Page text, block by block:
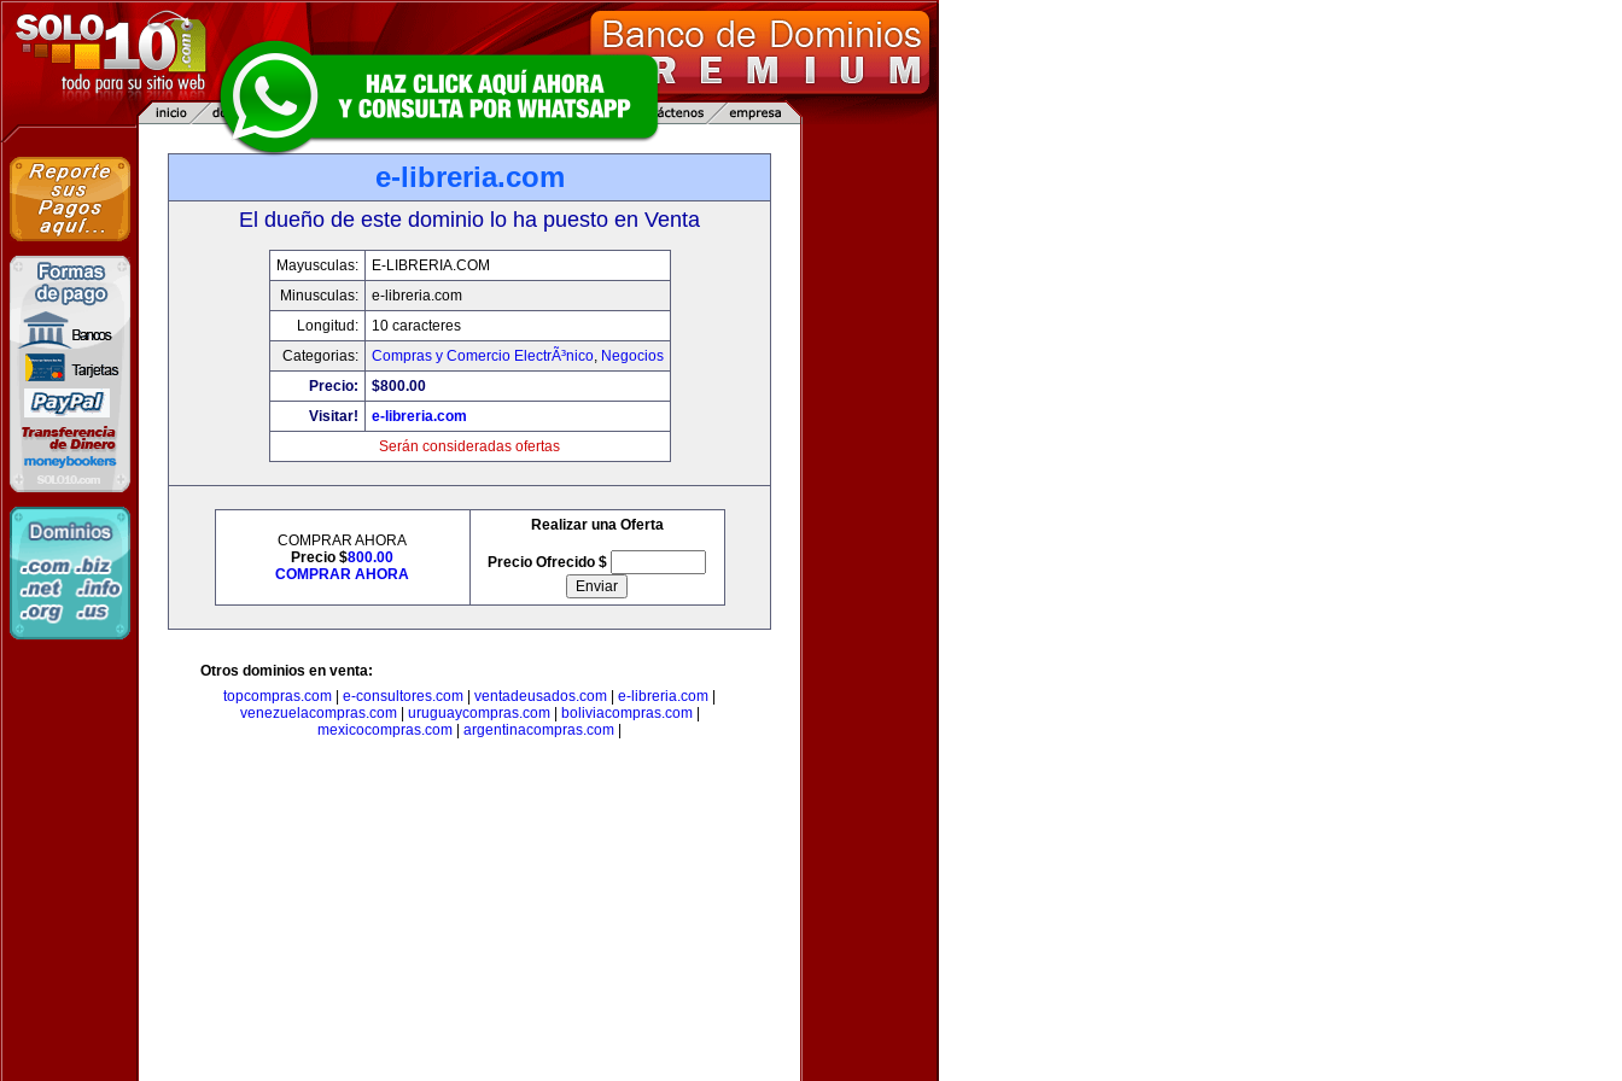
e-libreria.com
El dueño de este dominio lo ha puesto en Venta
Mayusculas:
E-LIBRERIA.COM
Minusculas:
e-libreria.com
Longitud:
10 caracteres
Categorias:
Compras y Comercio ElectrÃ³nico, Negocios
Precio:
$800.00
Visitar!
e-libreria.com
Serán consideradas ofertas
COMPRAR AHORA
Precio $800.00
COMPRAR AHORA
Realizar una Oferta
Precio Ofrecido $
Otros dominios en venta:
topcompras.com
e-consultores.com ventadeusados.com e-libreria.com
venezuelacompras.com| uruguaycompras.com| boliviacompras.com|
mexicocompras.com
argentinacompras.com